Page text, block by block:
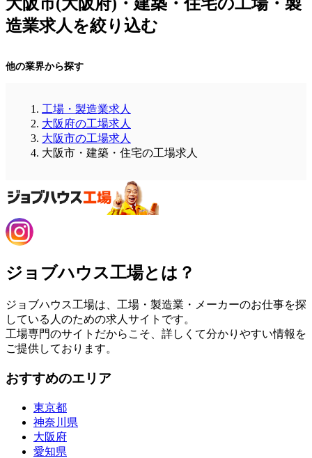
造業求人を絞り込む
他の業界から探す
工場・製造業求人
大阪府の工場求人
大阪市の工場求人
大阪市・建築・住宅の工場求人
ジョブハウス工場とは？
ジョブハウス工場は、工場・製造業・メーカーのお仕事を探
している人のための求人サイトです。
工場専門のサイトだからこそ、詳しくて分かりやすい情報を
ご提供しております。
おすすめのエリア
東京都
神奈川県
大阪府
愛知県